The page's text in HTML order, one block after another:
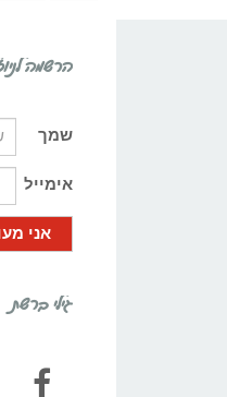
הרשמה
שמך
אימייל
גילי ברשת